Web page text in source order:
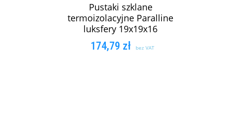
Pustaki szklane
termoizolacyjne Paralline
luksfery 19x19x16
174,79 zł bez VAT